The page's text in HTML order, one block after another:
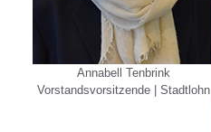
Annabell Tenbrink
Vorstandsvorsitzende | Stadtlohn